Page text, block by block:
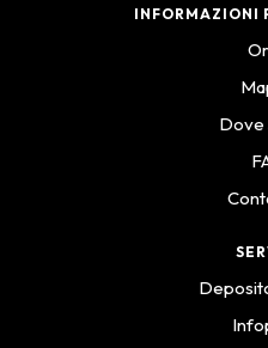
INFORMAZIONI
Dove